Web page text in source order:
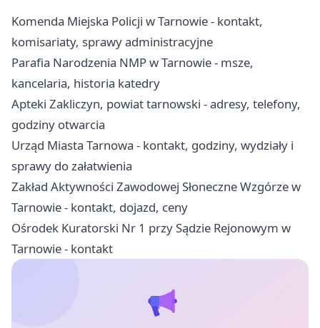
Komenda Miejska Policji w Tarnowie - kontakt,
komisariaty, sprawy administracyjne
Parafia Narodzenia NMP w Tarnowie - msze,
kancelaria, historia katedry
Apteki Zakliczyn, powiat tarnowski - adresy, telefony,
godziny otwarcia
Urząd Miasta Tarnowa - kontakt, godziny, wydziały i
sprawy do załatwienia
Zakład Aktywności Zawodowej Słoneczne Wzgórze w
Tarnowie - kontakt, dojazd, ceny
Ośrodek Kuratorski Nr 1 przy Sądzie Rejonowym w
Tarnowie - kontakt